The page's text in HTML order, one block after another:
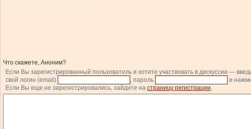
Что скажете, Аноним?
Если Вы зарегистрированный пользователь и хотите участвовать в дискуссии —
свой логин (email)
, пароль и
Если Вы еще не зарегистрировались, зайдите на страницу регистрации.